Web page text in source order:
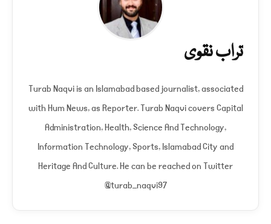
تراب نقوی
Turab Naqvi is an Islamabad based journalist, associated
with Hum News, as Reporter. Turab Naqvi covers Capital
Administration, Health, Science And Technology,
Information Technology, Sports, Islamabad City and
Heritage And Culture. He can be reached on Twitter
@turab_naqvi97